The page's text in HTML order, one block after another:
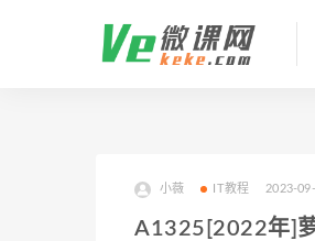
小薇 IT教程 2023-
A1325[2022年]